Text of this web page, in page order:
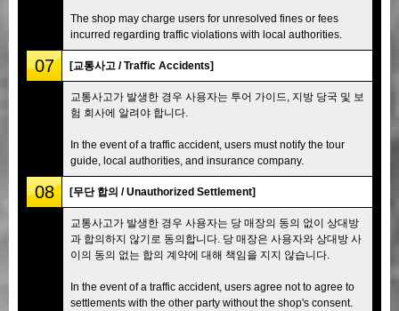
The shop may charge users for unresolved fines or fees
incurred regarding traffic violations with local authorities.
07 [교통사고 / Traffic Accidents]
교통사고가 발생한 경우 사용자는 투어 가이드, 지방 당국 및 보
험 회사에 알려야 합니다.
In the event of a traffic accident, users must notify the tour
guide, local authorities, and insurance company.
08 [무단 합의 / Unauthorized Settlement]
교통사고가 발생한 경우 사용자는 당 매장의 동의 없이 상대방
과 합의하지 않기로 동의합니다. 당 매장은 사용자와 상대방 사
이의 동의 없는 합의 계약에 대해 책임을 지지 않습니다.
In the event of a traffic accident, users agree not to agree to
settlements with the other party without the shop's consent.